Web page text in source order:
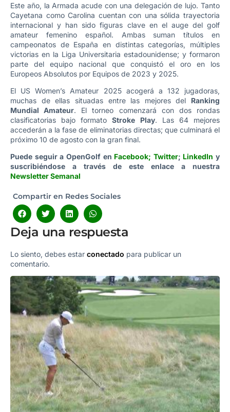
Este año, la Armada acude con una delegación de lujo. Tanto
Cayetana como Carolina cuentan con una sólida trayectoria
internacional y han sido figuras clave en el auge del golf
amateur femenino español. Ambas suman títulos en
campeonatos de España en distintas categorías, múltiples
victorias en la Liga Universitaria estadounidense; y formaron
parte del equipo nacional que conquistó el oro en los
Europeos Absolutos por Equipos de 2023 y 2025.
El US Women’s Amateur 2025 acogerá a 132 jugadoras,
muchas de ellas situadas entre las mejores del Ranking
Mundial Amateur. El torneo comenzará con dos rondas
clasificatorias bajo formatoStroke Play. Las 64 mejores
accederán a la fase de eliminatorias directas; que culminará el
próximo 10 de agosto con la gran final.
Puede seguir a OpenGolf en Facebook; Twitter; LinkedIn y
suscribiéndose a través de este enlace a nuestra
Newsletter Semanal
Compartir en Redes Sociales
Deja una respuesta
Lo siento, debes estar conectado para publicar un
comentario.